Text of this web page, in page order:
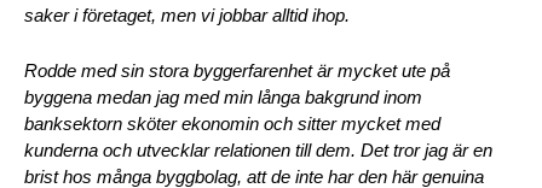
saker i företaget, men vi jobbar alltid ihop.
Rodde med sin stora byggerfarenhet är mycket ute på
byggena medan jag med min långa bakgrund inom
banksektorn sköter ekonomin och sitter mycket med
kunderna och utvecklar relationen till dem. Det tror jag är en
brist hos många byggbolag, att de inte har den här genuina